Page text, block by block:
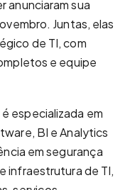
anunciaram sua
Juntas, elas
de TI, com
e equipe
especializada em
BI e Analytics
em segurança
infraestrutura de TI,